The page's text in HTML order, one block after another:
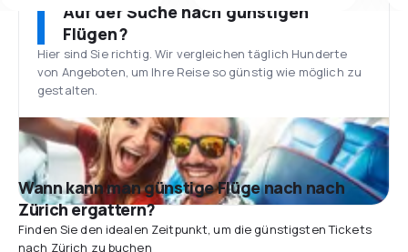
Auf der Suche nach günstigen
Flügen?
Hier sind Sie richtig. Wir vergleichen täglich Hunderte
von Angeboten, um Ihre Reise so günstig wie möglich zu
gestalten.
Wann kann man günstige Flüge nach nach
Zürich ergattern?
Finden Sie den idealen Zeitpunkt, um die günstigsten Tickets
nach Zürich zu buchen